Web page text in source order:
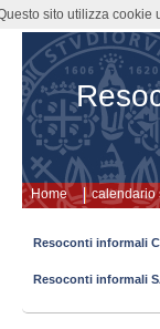
Home calendario
Resoconti informali
Resoconti informali
sito utilizza cookie